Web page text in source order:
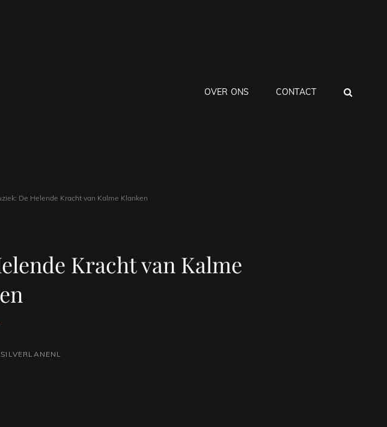
OVER ONS CONTACT
De Helende Kracht van Kalme Klanken
Kracht van Kalme
SILVERLANENL